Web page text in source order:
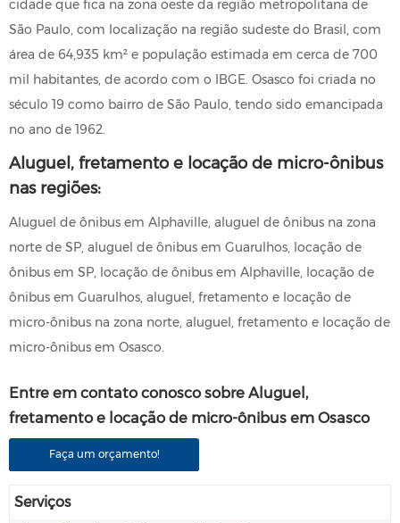
cidade que fica na zona oeste da região metropolitana de
São Paulo, com localização na região sudeste do Brasil, com
área de 64,935 km² e população estimada em cerca de 700
mil habitantes, de acordo com o IBGE. Osasco foi criada no
século 19 como bairro de São Paulo, tendo sido emancipada
no ano de 1962.
Aluguel, fretamento e locação de micro-ônibus
nas regiões:
Aluguel de ônibus em Alphaville, aluguel de ônibus na zona
norte de SP, aluguel de ônibus em Guarulhos, locação de
ônibus em SP, locação de ônibus em Alphaville, locação de
ônibus em Guarulhos, aluguel, fretamento e locação de
micro-ônibus na zona norte, aluguel, fretamento e locação de
micro-ônibus em Osasco.
Entre em contato conosco sobre Aluguel,
fretamento e locação de micro-ônibus em Osasco
Faça um orçamento!
Serviços